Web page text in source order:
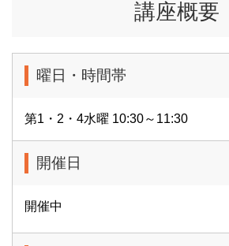
講座概要
曜日・時間帯
第1・2・4水曜 10:30～11:30
開催日
開催中